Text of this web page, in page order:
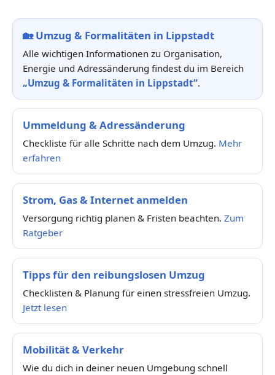
🏡Umzug & Formalitäten in Lippstadt
Alle wichtigen Informationen zu Organisation,
Energie und Adressänderung findest du im Bereich
„Umzug & Formalitäten in Lippstadt“.
Ummeldung & Adressänderung
Checkliste für alle Schritte nach dem Umzug. Mehr
erfahren
Strom, Gas & Internet anmelden
Versorgung richtig planen & Fristen beachten. Zum
Ratgeber
Tipps für den reibungslosen Umzug
Checklisten & Planung für einen stressfreien Umzug.
Jetzt lesen
Mobilität & Verkehr
Wie du dich in deiner neuen Umgebung schnell